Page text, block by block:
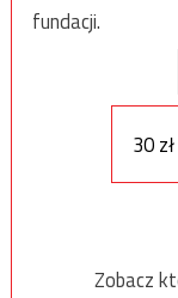
fundacji.
30 zł
Zobacz